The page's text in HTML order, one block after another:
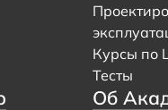
Курсы по
Тесты
Об